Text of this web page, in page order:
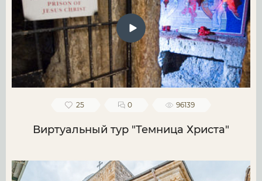
25 0 96139
Виртуальный тур "Темница Христа"